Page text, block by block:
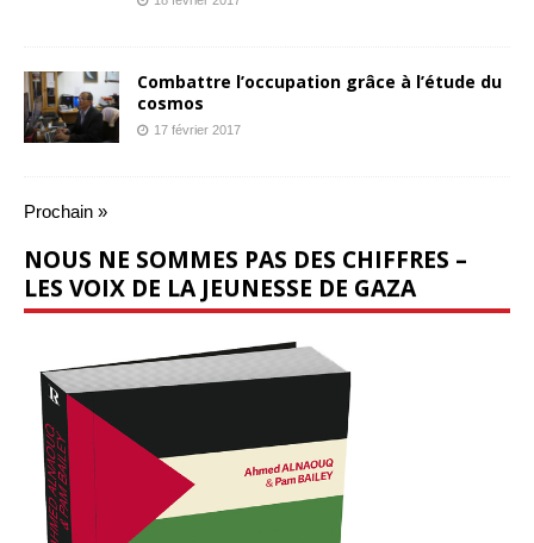
Combattre l’occupation grâce à l’étude du
cosmos
17 février 2017
Prochain »
NOUS NE SOMMES PAS DES CHIFFRES –
LES VOIX DE LA JEUNESSE DE GAZA